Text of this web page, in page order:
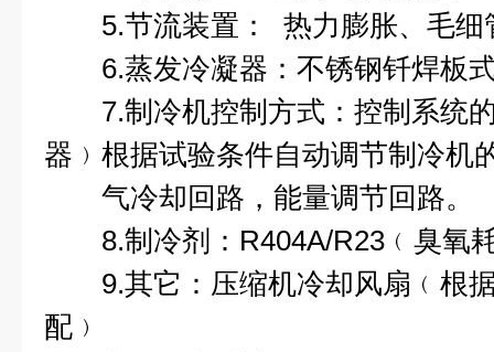
5.节流装置： 热力膨胀、毛细
6.蒸发冷凝器：不锈钢钎焊板
7.制冷机控制方式：控制系统的
器﹚根据试验条件自动调节制冷机
气冷却回路，能量调节回路。
8.制冷剂：R404A/R23﹙臭氧
9.其它：压缩机冷却风扇﹙根
配﹚